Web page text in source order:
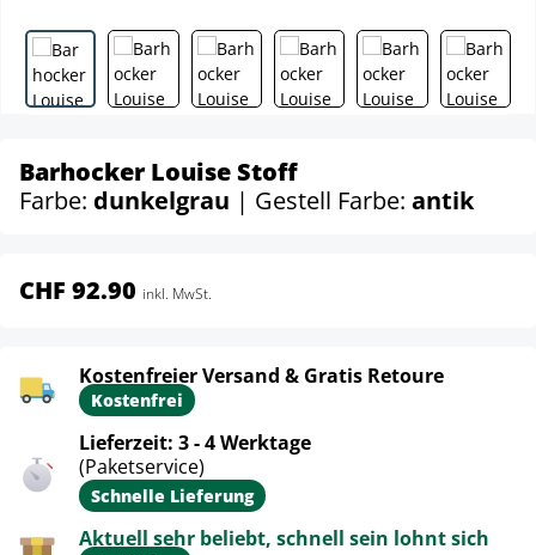
Barhocker Louise Stoff
Farbe: dunkelgrau | Gestell Farbe: antik
CHF 92.90 inkl. MwSt.
Kostenfreier Versand & Gratis Retoure
Kostenfrei
Lieferzeit: 3 - 4 Werktage
(Paketservice)
Schnelle Lieferung
Aktuell sehr beliebt, schnell sein lohnt sich